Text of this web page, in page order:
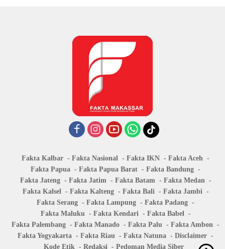
Fakta Kalbar Fakta Nasional Fakta IKN
Fakta Aceh
Fakta Papua
Fakta Papua Barat
Fakta Bandung
Fakta Jateng
Fakta Jatim Fakta Batam
Fakta Medan
Fakta Kalsel
Fakta Kalteng Fakta Bali
Fakta Jambi
Fakta Serang
Fakta Lampung
Fakta Padang
Fakta Maluku
Fakta Kendari
Fakta Babel
Fakta Palembang
Fakta Manado Fakta Palu
Fakta Ambon
Fakta Yogyakarta
Fakta Riau Fakta Natuna
Disclaimer
Kode Etik
Redaksi Pedoman Media Siber